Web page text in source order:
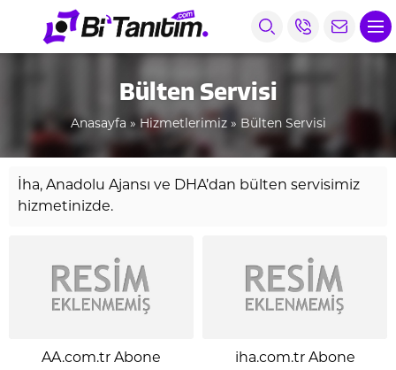
Bülten Servisi
Anasayfa » Hizmetlerimiz» Bülten Servisi
İha, Anadolu Ajansı ve DHA’dan bülten servisimiz
hizmetinizde.
AA.com.tr Abone
iha.com.tr Abone